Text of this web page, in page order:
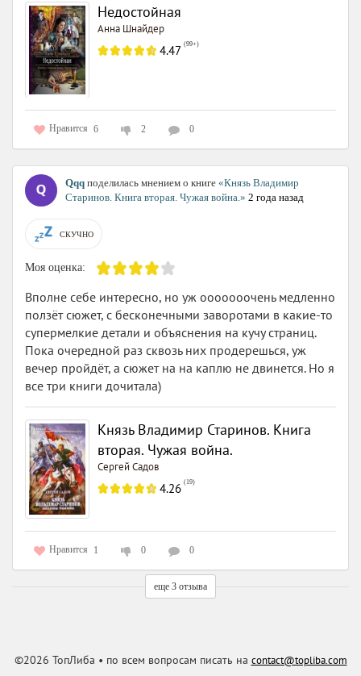
Недостойная
Анна Шнайдер
4.47 (99+)
Нравится 6 2 0
Qqq поделилась мнением о книге «Князь Владимир
Старинов. Книга вторая. Чужая война.» 2 года назад
СКУЧНО
Моя оценка:
Вполне себе интересно, но уж ооооооочень медленно
ползёт сюжет, с бесконечными заворотами в какие-то
супермелкие детали и объяснения на кучу страниц.
Пока очередной раз сквозь них продерешься, уж
вечер пройдёт, а сюжет на на каплю не двинется. Но я
все три книги дочитала)
Князь Владимир Старинов. Книга
вторая. Чужая война.
Сергей Садов
4.26 (19)
Нравится 1 0 0
еще 3 отзыва
©2026 ТопЛиба • по всем вопросам писать на contact@topliba.com